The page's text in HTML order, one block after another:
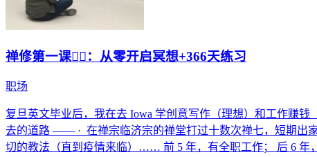
禅修第一课🧘‍♀️：从零开启冥想+366天练习
职场
复旦英文毕业后，我在去 Iowa 学创意写作（理想）和工作赚
去的道路 —— · 在禅宗临济宗的禅堂打过十数次禅七，短期出
切的教法（直到疫情来临）…… 前 5 年，有全职工作； 后 6 年